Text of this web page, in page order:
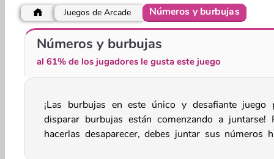
Super Ninja Balloon
Juegos de Arcade Números y burbujas
Números y burbujas
al 61% de los jugadores le gusta este juego
¡Las burbujas en este único y desafiante juego
disparar burbujas están comenzando a juntarse!
hacerlas desaparecer, debes juntar sus números
que sumen cinco. ¿Puedes hacerlo antes de que